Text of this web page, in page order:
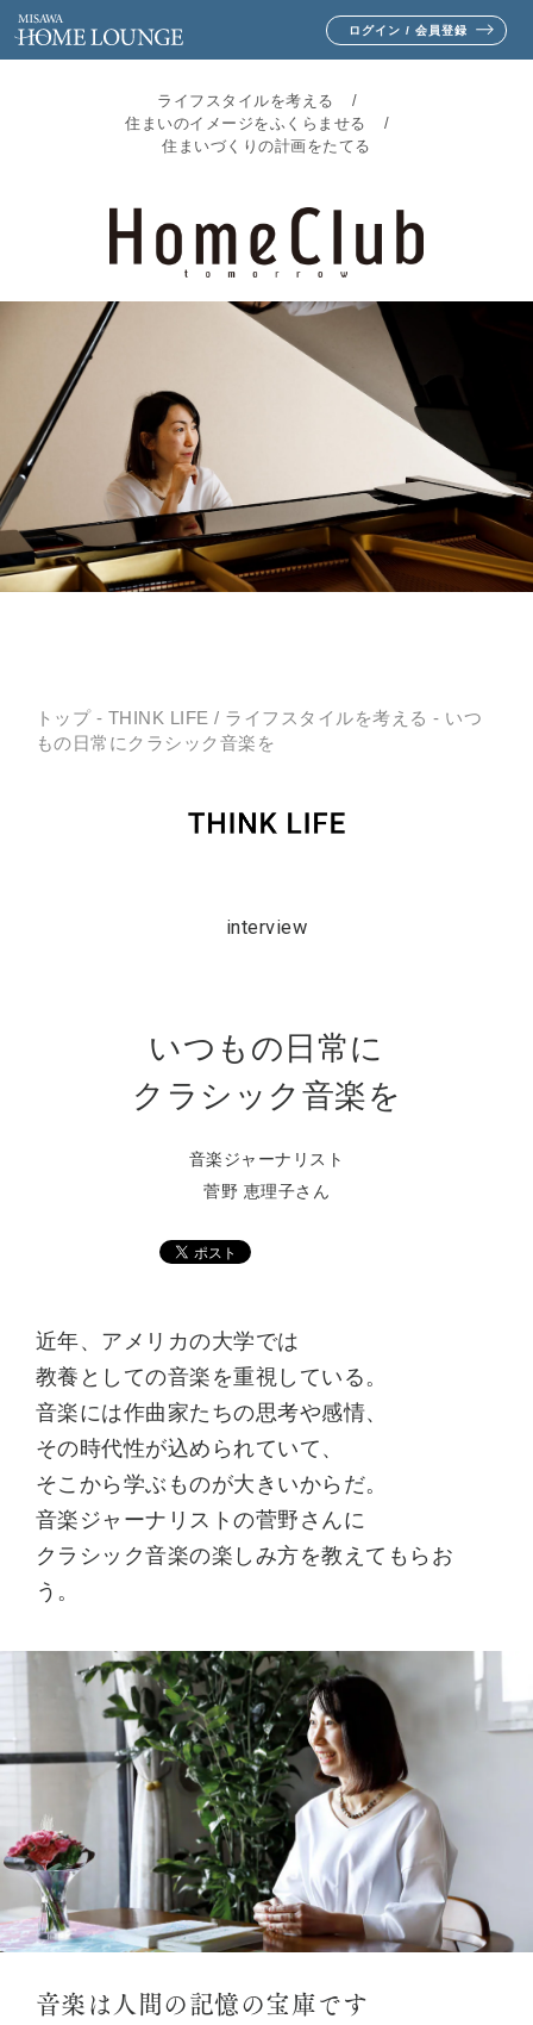
ログイン / 会員登録
ライフスタイルを考える
住まいのイメージをふくらませる
住まいづくりの計画をたてる
トップ- THINK LIFE / ライフスタイルを考える - いつ
もの日常にクラシック音楽を
interview
いつもの日常に
クラシック音楽を
音楽ジャーナリスト
菅野 恵理子さん
近年、アメリカの大学では
教養としての音楽を重視している。
音楽には作曲家たちの思考や感情、
その時代性が込められていて、
そこから学ぶものが大きいからだ。
音楽ジャーナリストの菅野さんに
クラシック音楽の楽しみ方を教えてもらお
う。
音楽は人間の記憶の宝庫です